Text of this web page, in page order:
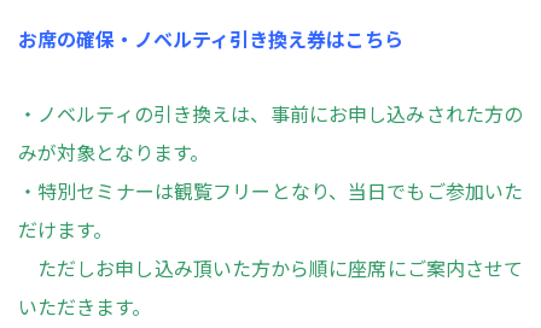
お席の確保・ノベルティ引き換え券はこちら
・ノベルティの引き換えは、事前にお申し込みされた方の
みが対象となります。
・特別セミナーは観覧フリーとなり、当日でもご参加いた
だけます。
ただしお申し込み頂いた方から順に座席にご案内させて
いただきます。